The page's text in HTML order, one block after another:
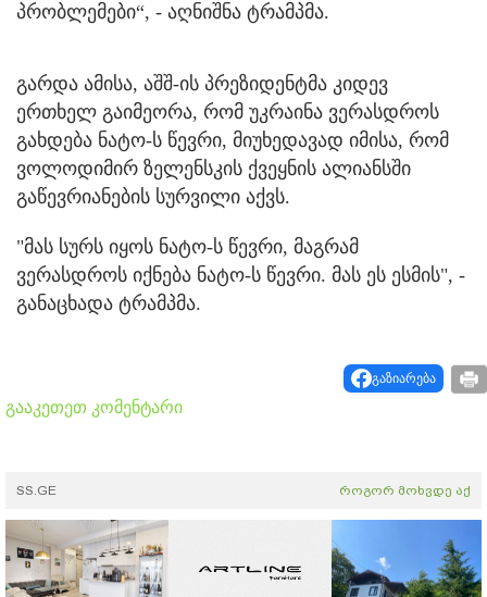
პრობლემები“, - აღნიშნა ტრამპმა.
გარდა ამისა, აშშ-ის პრეზიდენტმა კიდევ
ერთხელ გაიმეორა, რომ უკრაინა ვერასდროს
გახდება ნატო-ს წევრი, მიუხედავად იმისა, რომ
ვოლოდიმირ ზელენსკის ქვეყნის ალიანსში
გაწევრიანების სურვილი აქვს.
"მას სურს იყოს ნატო-ს წევრი, მაგრამ
ვერასდროს იქნება ნატო-ს წევრი. მას ეს ესმის", -
განაცხადა ტრამპმა.
გაზიარება
გააკეთეთ კომენტარი
SS.GE როგორ მოხვდე აქ